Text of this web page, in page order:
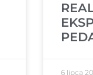
6 lipca